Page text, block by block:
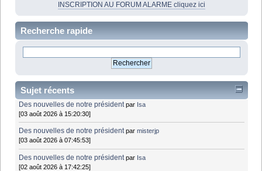
INSCRIPTION AU FORUM ALARME cliquez ici
Recherche rapide
Sujet récents
Des nouvelles de notre président par Isa
[03 août 2026 à 15:20:30]
Des nouvelles de notre président parmisterjp
[03 août 2026 à 07:45:53]
Des nouvelles de notre président par Isa
[02 août 2026 à 17:42:25]